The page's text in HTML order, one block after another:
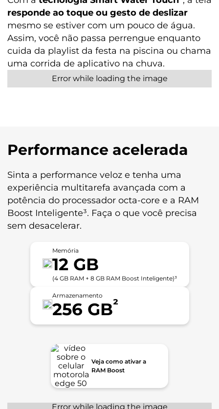
Peso
Dimensões
Altura (mm): 165,67
Largura (mm): 75,98
Profundidade (mm): 8,17
| Abertura f/1,8
Zoom Digital: 6x
Sensor de Luz Ambiente
Flash: Sim | LED
Captura de vídeo: Full HD (30 fps)
Conectividade
2G - GSM 850/900/1800/1900 MHz
3G - WCDMA 850/900/1700/1900/2100 MHz
responde ao toque ou gesto de deslizar
mesmo se estiver com um pouco de água.
Assim, você não passa perrengue enquanto
cuida da playlist da festa na piscina ou chama
uma corrida de aplicativo na chuva.
Performance acelerada
Sinta a performance veloz e tenha uma
experiência multitarefa avançada com a
potência do processador octa-core e a RAM
Boost Inteligente³. Faça o que você precisa
sem desacelerar.
Memória
12 GB
(4 GB RAM + 8 GB RAM Boost Inteligente)³
Armazenamento
256 GB²
Veja como ativar a
RAM Boost